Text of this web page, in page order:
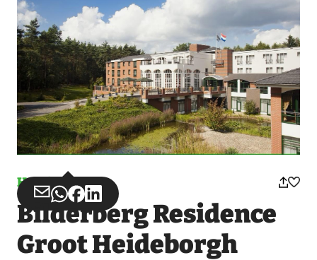
Hotel
Deel
via
Deel
via
WhatsApp
Deel
op
Facebook
Deel
op
LinkedIn
Bilderberg Residence
Groot Heideborgh